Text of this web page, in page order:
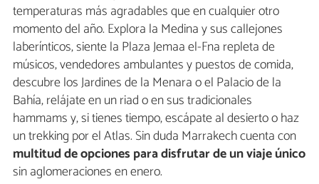
temperaturas más agradables que en cualquier otro
momento del año. Explora la Medina y sus callejones
laberínticos, siente la Plaza Jemaa el-Fna repleta de
músicos, vendedores ambulantes y puestos de comida,
descubre los Jardines de la Menara o el Palacio de la
Bahía, relájate en un riad o en sus tradicionales
hammams y, si tienes tiempo, escápate al desierto o haz
un trekking por el Atlas. Sin duda Marrakech cuenta con
multitud de opciones para disfrutar de un viaje único
sin aglomeraciones en enero.